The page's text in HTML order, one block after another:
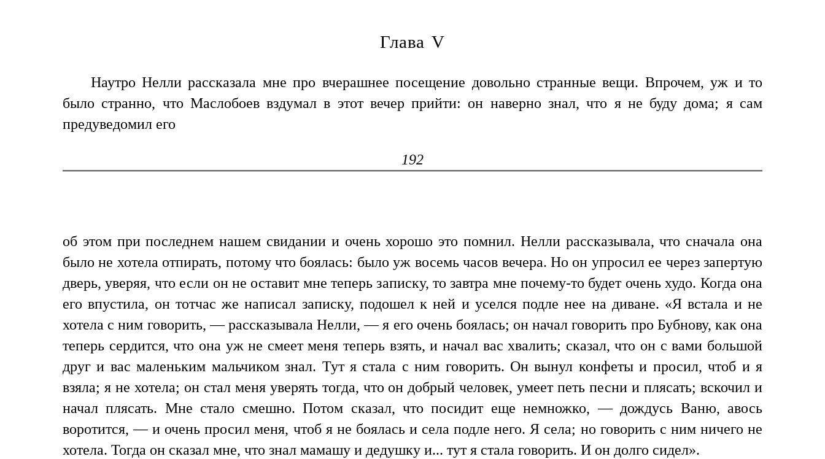
Глава V
Наутро Нелли рассказала мне про вчерашнее посещение довольно странные вещи. Впрочем, уж и то
было странно, что Маслобоев вздумал в этот вечер прийти: он наверно знал, что я не буду дома; я сам
предуведомил его
192
об этом при последнем нашем свидании и очень хорошо это помнил. Нелли рассказывала, что сначала она
было не хотела отпирать, потому что боялась: было уж восемь часов вечера. Но он упросил ее через запертую
дверь, уверяя, что если он не оставит мне теперь записку, то завтра мне почему-то будет очень худо. Когда она
его впустила, он тотчас же написал записку, подошел к ней и уселся подле нее на диване. «Я встала и не
хотела с ним говорить, — рассказывала Нелли, — я его очень боялась; он начал говорить про Бубнову, как она
теперь сердится, что она уж не смеет меня теперь взять, и начал вас хвалить; сказал, что он с вами большой
друг и вас маленьким мальчиком знал. Тут я стала с ним говорить. Он вынул конфеты и просил, чтоб и я
взяла; я не хотела; он стал меня уверять тогда, что он добрый человек, умеет петь песни и плясать; вскочил и
начал плясать. Мне стало смешно. Потом сказал, что посидит еще немножко, — дождусь Ваню, авось
воротится, — и очень просил меня, чтоб я не боялась и села подле него. Я села; но говорить с ним ничего не
хотела. Тогда он сказал мне, что знал мамашу и дедушку и... тут я стала говорить. И он долго сидел».